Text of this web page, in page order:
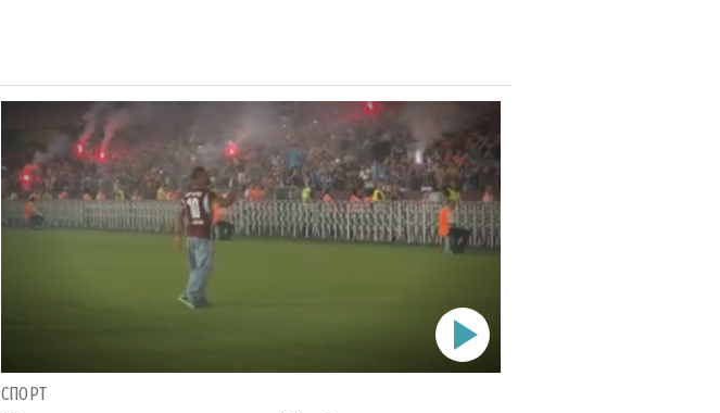
СПОРТ